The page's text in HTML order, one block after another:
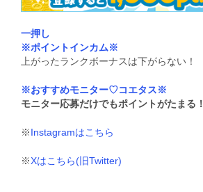
一押し
※ポイントインカム※
上がったランクボーナスは下がらない！
※おすすめモニター♡コエタス※
モニター応募だけでもポイントがたまる！
※Instagramはこちら
※Xはこちら(旧Twitter)